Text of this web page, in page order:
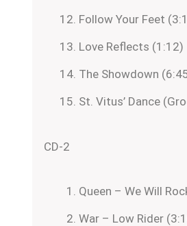
Follow Your Feet
Love Reflects (1:12)
The Showdown
St. Vitus’ Dance
CD-2
Queen – We Will
War – Low Rider